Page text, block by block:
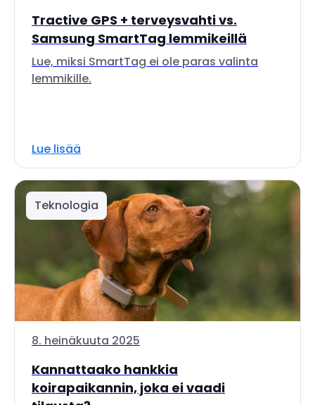
Tractive GPS + terveysvahti vs.
Samsung SmartTag lemmikeillä
Lue, miksi SmartTag ei ole paras valinta
lemmikille.
Lue lisää
Teknologia
8. heinäkuuta 2025
Kannattaako hankkia
koirapaikannin, joka ei vaadi